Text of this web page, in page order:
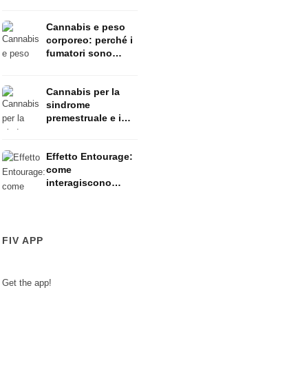
Cannabis e peso
corporeo: perché i
fumatori sono
Cannabis per la
sindrome
premestruale e i
Effetto Entourage:
come
interagiscono
FIV APP
Get the app!